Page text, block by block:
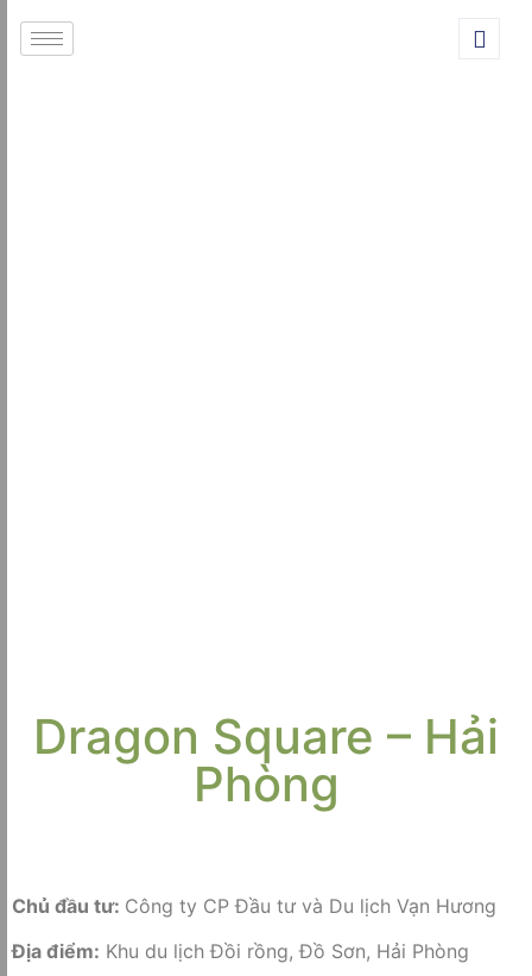
Dragon Square – Hải
Phòng
Chủ đầu tư: Công ty CP Đầu tư và Du lịch Vạn Hương
Địa điểm: Khu du lịch Đồi rồng, Đồ Sơn, Hải Phòng